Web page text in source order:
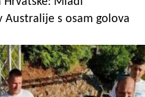
s osam golova